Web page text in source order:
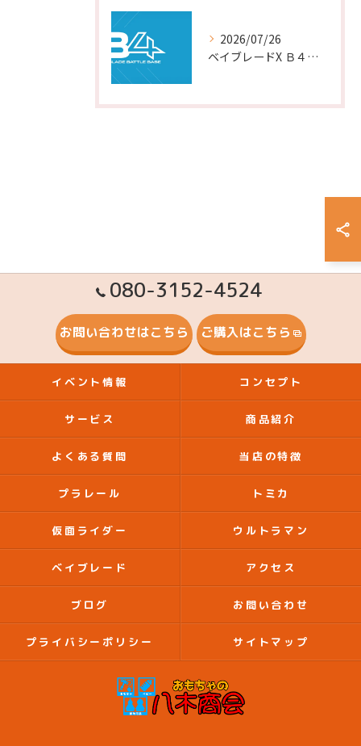
2026/07/26
ベイブレードX Ｂ４ストアイベント ８月予定
080-3152-4524
お問い合わせはこちら ご購入はこちら
イベント情報 コンセプト
サービス 商品紹介
よくある質問 当店の特徴
プラレール トミカ
仮面ライダー ウルトラマン
ベイブレード アクセス
ブログ お問い合わせ
プライバシーポリシー サイトマップ